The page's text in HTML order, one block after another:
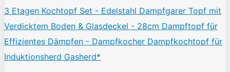
3 Etagen Kochtopf Set - Edelstahl Dampfgarer Topf mit
Verdicktem Boden & Glasdeckel - 28cm Dampftopf für
Effizientes Dämpfen - Dampfkocher Dampfkochtopf für
Induktionsherd Gasherd*